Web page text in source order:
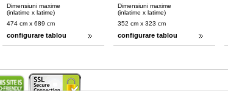
Dimensiuni maxime
(inlatime x latime)
474 cm x 689 cm
configurare tablou
Dimensiuni maxime
(inlatime x latime)
352 cm x 323 cm
configurare tablou